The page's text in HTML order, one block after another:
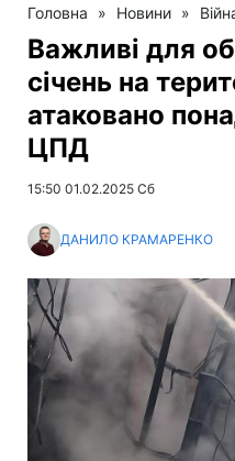
Головна » Новини »
Важливі для
січень на
атаковано
ЦПД
15:50 01.02.2025 Сб
ДАНИЛО КРАМАРЕНКО